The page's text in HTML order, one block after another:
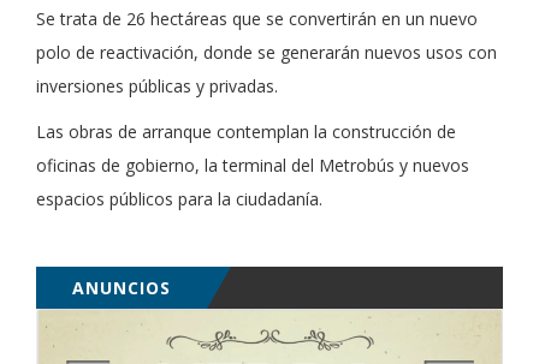
Se trata de 26 hectáreas que se convertirán en un nuevo
polo de reactivación, donde se generarán nuevos usos con
inversiones públicas y privadas.
Las obras de arranque contemplan la construcción de
oficinas de gobierno, la terminal del Metrobús y nuevos
espacios públicos para la ciudadanía.
ANUNCIOS